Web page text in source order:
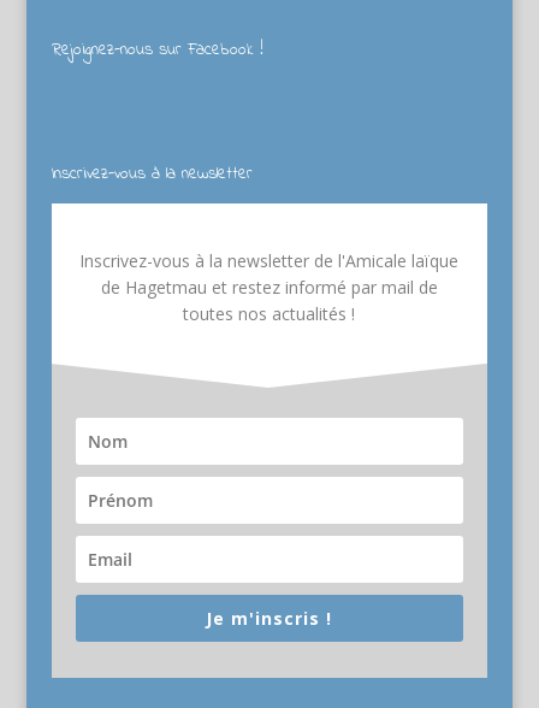
Rejoignez-nous sur Facebook !
Inscrivez-vous à la newsletter
Inscrivez-vous à la newsletter de l'Amicale laïque
de Hagetmau et restez informé par mail de
toutes nos actualités !
Je m'inscris !